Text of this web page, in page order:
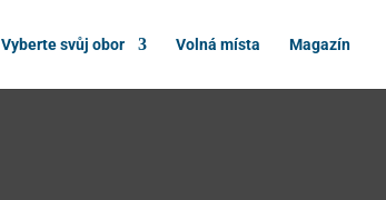
Vyberte svůj obor Volná místa Magazín